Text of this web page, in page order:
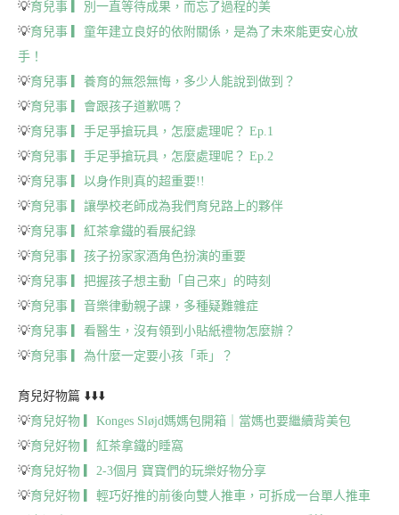
💡育兒事 ▎別一直等待成果，而忘了過程的美
💡育兒事 ▎童年建立良好的依附關係，是為了未來能更安心放
手！
💡育兒事 ▎養育的無怨無悔，多少人能說到做到？
💡育兒事 ▎會跟孩子道歉嗎？
💡育兒事 ▎手足爭搶玩具，怎麼處理呢？ Ep.1
💡育兒事 ▎手足爭搶玩具，怎麼處理呢？ Ep.2
💡育兒事 ▎以身作則真的超重要!!
💡育兒事 ▎讓學校老師成為我們育兒路上的夥伴
💡育兒事 ▎紅茶拿鐵的看展紀錄
💡育兒事 ▎孩子扮家家酒角色扮演的重要
💡育兒事 ▎把握孩子想主動「自己來」的時刻
💡育兒事 ▎音樂律動親子課，多種疑難雜症
💡育兒事 ▎看醫生，沒有領到小貼紙禮物怎麼辦？
💡育兒事 ▎為什麼一定要小孩「乖」？
育兒好物篇 ⬇️⬇️⬇️
💡育兒好物 ▎Konges Sløjd媽媽包開箱｜當媽也要繼續背美包
💡育兒好物 ▎紅茶拿鐵的睡窩
💡育兒好物 ▎2-3個月 寶寶們的玩樂好物分享
💡育兒好物 ▎輕巧好推的前後向雙人推車，可拆成一台單人推車